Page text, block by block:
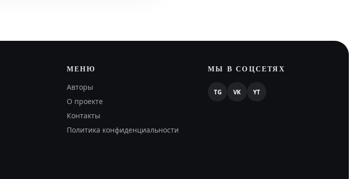
МЕНЮ
Авторы
О проекте
Контакты
Политика конфиденциальности
МЫ В СОЦСЕТЯХ
TG VK YT